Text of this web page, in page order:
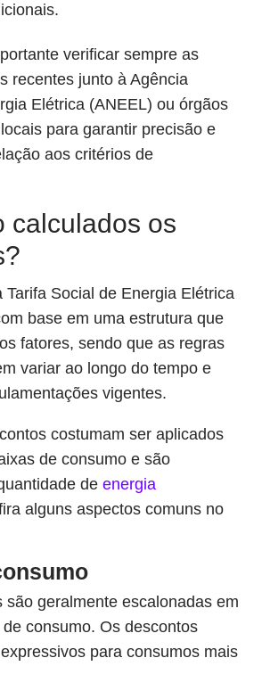
verificar sempre as
recentes junto à Agência
Elétrica (ANEEL) ou órgãos
para garantir precisão e
aos critérios de
calculados os
Tarifa Social de Energia Elétrica
base em uma estrutura que
fatores, sendo que as regras
variar ao longo do tempo e
vigentes.
costumam ser aplicados
de consumo e são
deenergia
alguns aspectos comuns no
são geralmente escalonadas em
consumo. Os descontos
para consumos mais